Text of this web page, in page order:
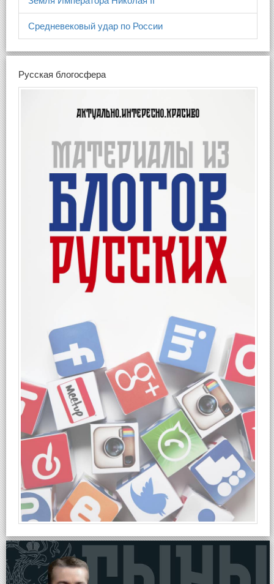
Средневековый удар по России
Русская блогосфера